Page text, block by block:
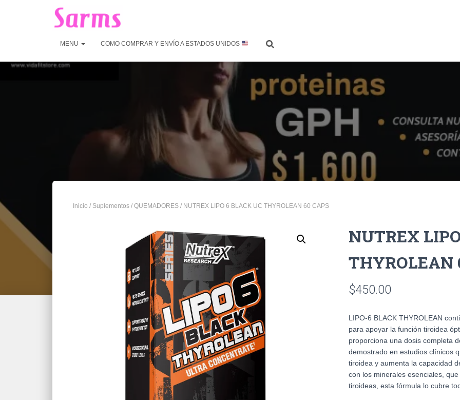
MENU COMO COMPRAR Y ENVÍO A ESTADOS UNIDOS
Inicio / Suplementos / QUEMADORES / NUTREX LIPO 6 BLACK UC THYROLEAN 60 CAPS
NUTREX
THYROLEAN
$450.00
LIPO-6 BLACK THYROLEAN
para apoyar la función tiroidea
proporciona una dosis completa
demostrado en estudios clínicos
tiroidea y aumenta la capacidad
con los minerales esenciales,
tiroideas, esta fórmula lo cubre